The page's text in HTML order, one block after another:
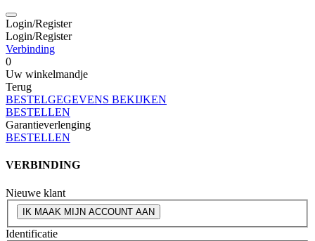
Login/Register
Login/Register
Verbinding
0
Uw winkelmandje
Terug
BESTELGEGEVENS BEKIJKEN
BESTELLEN
Garantieverlenging
BESTELLEN
VERBINDING
Nieuwe klant
IK MAAK MIJN ACCOUNT AAN
Identificatie